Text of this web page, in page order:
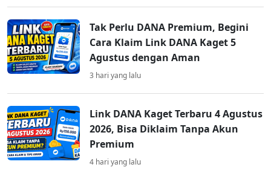
Tak Perlu DANA Premium, Begini
Cara Klaim Link DANA Kaget 5
Agustus dengan Aman
3 hari yang lalu
Link DANA Kaget Terbaru 4 Agustus
2026, Bisa Diklaim Tanpa Akun
Premium
4 hari yang lalu